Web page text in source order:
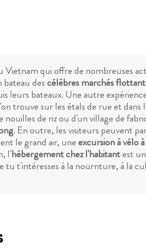
qui offre de nombreuses
bateau descélèbres marchés
leurs bateaux. Une autre
trouve sur les étals de rue et
de riz ou d'un village de
. En outre, les visiteurs peuvent
le grand air, uneexcursion à vélo
l'hébergement chez l'habitantest
t'intéresses à la nourriture, à la